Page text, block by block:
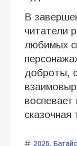
В
читатели
любимых
доброты,
воспевает
сказочная
2026,